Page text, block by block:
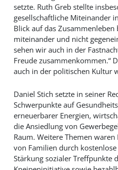
setzte. Ruth Greb stellte
gesellschaftliche Miteinander
Blick auf das Zusammenleben
miteinander und nicht
sehen wir auch in der
Freude zusammenkommen.“
auch in der politischen Kultur
Daniel Stich setzte in seiner
Schwerpunkte auf
erneuerbarer Energien,
die Ansiedlung von
Raum. Weitere Themen
von Familien durch
Stärkung sozialer Treffpunkte